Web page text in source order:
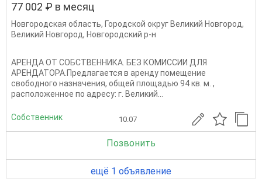
77 002 ₽ в месяц
Новгородская область, Городской округ Великий Новгород,
Великий Новгород, Новгородский р-н
АРЕНДА ОТ СОБСТВЕННИКА. БЕЗ КОМИССИИ ДЛЯ
АРЕНДАТОРА.Предлагается в аренду помещение
свободного назначения, общей площадью 94 кв. м. ,
расположенное по адресу: г. Великий...
Собственник 10.07
Позвонить
ещё 1 объявление